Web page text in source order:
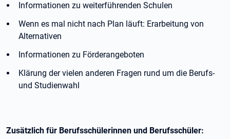
Informationen zu weiterführenden Schulen
Wenn es mal nicht nach Plan läuft: Erarbeitung von
Alternativen
Informationen zu Förderangeboten
Klärung der vielen anderen Fragen rund um die Berufs-
und Studienwahl
Zusätzlich für Berufsschülerinnen und Berufsschüler: